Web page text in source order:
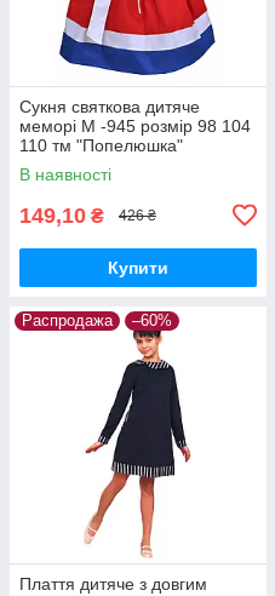
Сукня святкова дитяче
меморі М -945 розмір 98 104
110 тм "Попелюшка"
В наявності
149,10 ₴ 426 ₴
Купити
Распродажа –60%
Плаття дитяче з довгим